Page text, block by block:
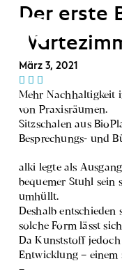
Der erste
März 3, 2021
Mehr Nachhaltigkeit
von Praxisräumen.
Sitzschalen aus
Besprechungs- und
alki legte als
bequemer Stuhl sein
umhüllt.
Deshalb entschieden
solche Form lässt
Da Kunststoff
Entwicklung – einem
–